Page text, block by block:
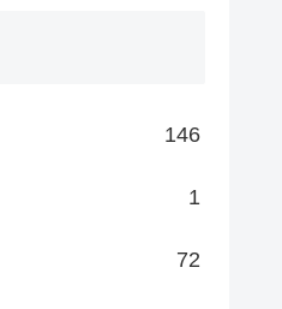
146
1
72